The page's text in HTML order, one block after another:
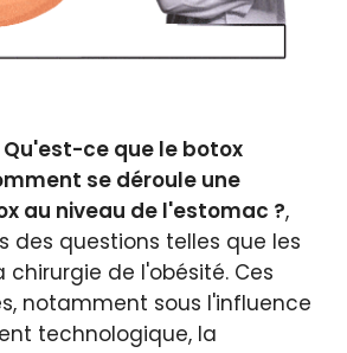
Qu'est-ce que le botox
se déroule une
au niveau de l'estomac ?,
des questions telles que les
de l'obésité. Ces
notamment sous l'influence
technologique, la